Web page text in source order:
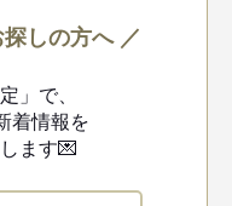
しの方へ ／
」で、
着情報を
ます💌